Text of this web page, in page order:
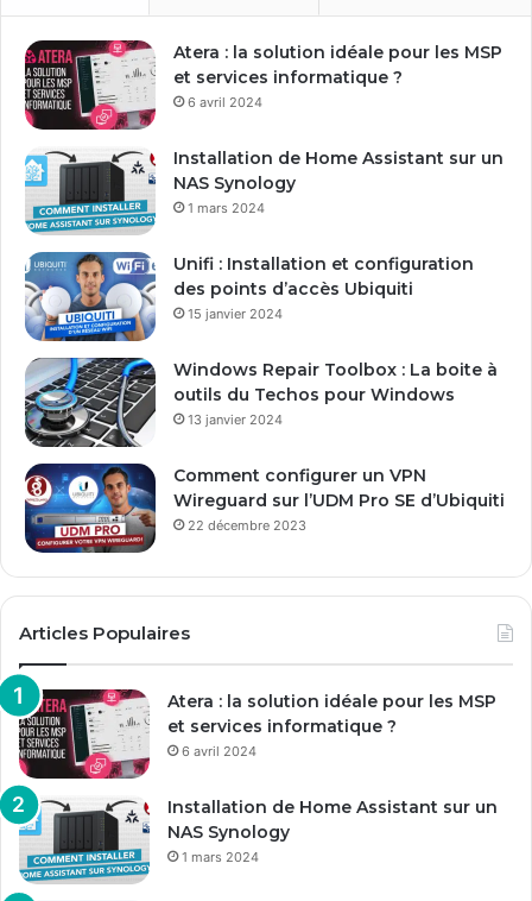
r
e
a
d
s
e
m
a
Atera : la solution idéale pour les MSP
et services informatique ?
6 avril 2024
Installation de Home Assistant sur un
NAS Synology
1 mars 2024
Unifi : Installation et configuration
des points d’accès Ubiquiti
15 janvier 2024
Windows Repair Toolbox : La boite à
outils du Techos pour Windows
13 janvier 2024
Comment configurer un VPN
Wireguard sur l’UDM Pro SE d’Ubiquiti
22 décembre 2023
Articles Populaires
Atera : la solution idéale pour les MSP
et services informatique ?
6 avril 2024
Installation de Home Assistant sur un
NAS Synology
1 mars 2024